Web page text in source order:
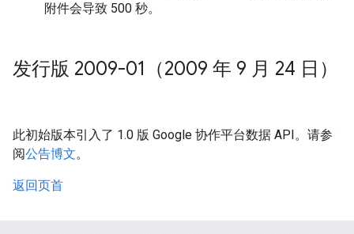
附件会导致 500 秒。
发行版 2009-01（2009 年 9 月 24 日）
此初始版本引入了 1.0 版 Google 协作平台数据 API。请参
阅公告博文。
返回页首